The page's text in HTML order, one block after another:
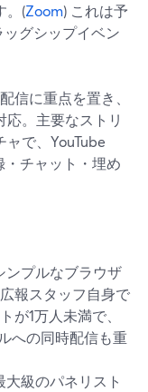
。(Zoom) これは予
グシップイベン
信に重点を置き、
。主要なストリ
で、YouTube
チャット・埋め
ンプルなブラウザ
報スタッフ自身で
が1万人未満で、
への同時配信も重
大級のパネリスト